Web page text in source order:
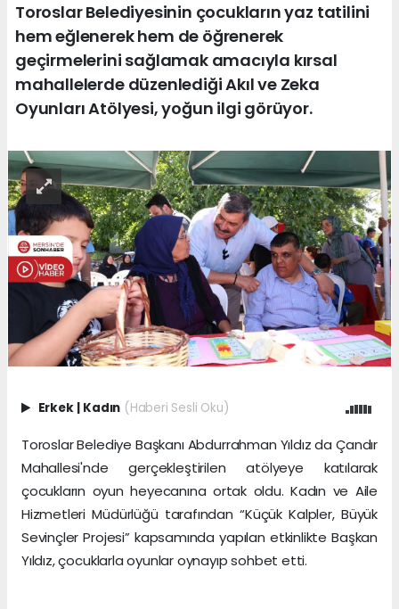
Toroslar Belediyesinin çocukların yaz tatilini
hem eğlenerek hem de öğrenerek
geçirmelerini sağlamak amacıyla kırsal
mahallelerde düzenlediği Akıl ve Zeka
Oyunları Atölyesi, yoğun ilgi görüyor.
Erkek | Kadın (Haberi Sesli Oku)
Toroslar Belediye Başkanı Abdurrahman Yıldız da Çandır
Mahallesi'nde gerçekleştirilen atölyeye katılarak
çocukların oyun heyecanına ortak oldu. Kadın ve Aile
Hizmetleri Müdürlüğü tarafından “Küçük Kalpler, Büyük
Sevinçler Projesi” kapsamında yapılan etkinlikte Başkan
Yıldız, çocuklarla oyunlar oynayıp sohbet etti.